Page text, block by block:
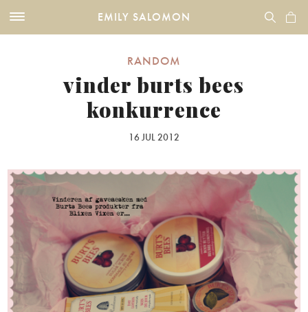
EMILY SALOMON
RANDOM
vinder burts bees
konkurrence
16 JUL 2012